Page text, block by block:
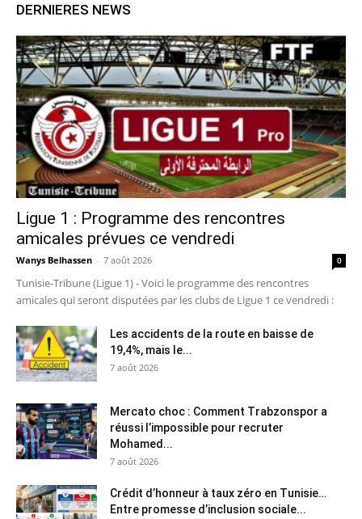
DERNIERES NEWS
Ligue 1 : Programme des rencontres
amicales prévues ce vendredi
Wanys Belhassen - 7 août 2026 0
Tunisie-Tribune (Ligue 1) - Voici le programme des rencontres
amicales qui seront disputées par les clubs de Ligue 1 ce vendredi :
Les accidents de la route en baisse de
19,4%, mais le...
7 août 2026
Mercato choc : Comment Trabzonspor a
réussi l’impossible pour recruter
Mohamed...
7 août 2026
Crédit d’honneur à taux zéro en Tunisie…
Entre promesse d’inclusion sociale...